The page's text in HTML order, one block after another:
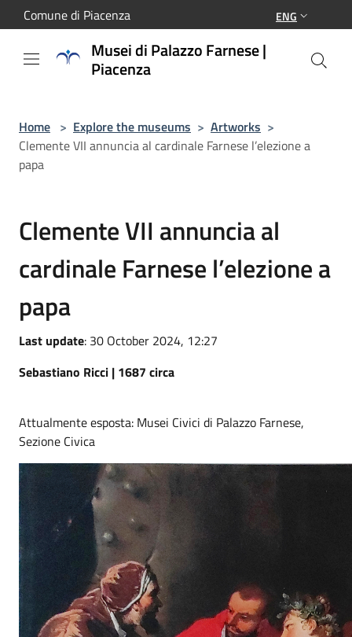
Salta al contenuto principale
Comune di Piacenza ENG
Musei di Palazzo Farnese |
Piacenza
Home > Explore the museums > Artworks >
Clemente VII annuncia al cardinale Farnese l’elezione a
papa
Clemente VII annuncia al
cardinale Farnese l’elezione a
papa
Last update: 30 October 2024, 12:27
Sebastiano Ricci | 1687 circa
Attualmente esposta: Musei Civici di Palazzo Farnese,
Sezione Civica